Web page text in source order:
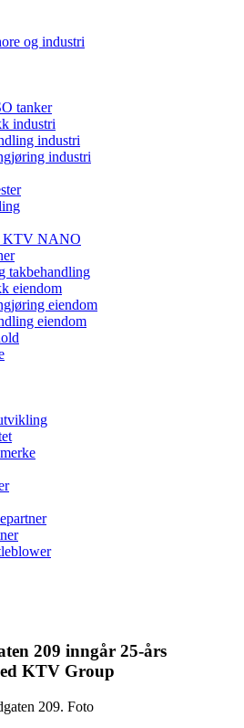
og industri
tanker
industri
industri
industri
KTV NANO
takbehandling
eiendom
eiendom
eiendom
209 inngår 25-års
KTV Group